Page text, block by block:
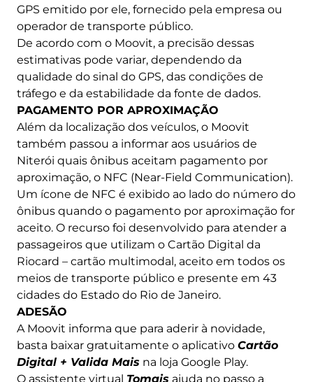
GPS emitido por ele, fornecido pela empresa ou
operador de transporte público.
De acordo com o Moovit, a precisão dessas
estimativas pode variar, dependendo da
qualidade do sinal do GPS, das condições de
tráfego e da estabilidade da fonte de dados.
PAGAMENTO POR APROXIMAÇÃO
Além da localização dos veículos, o Moovit
também passou a informar aos usuários de
Niterói quais ônibus aceitam pagamento por
aproximação, o NFC (Near-Field Communication).
Um ícone de NFC é exibido ao lado do número do
ônibus quando o pagamento por aproximação for
aceito. O recurso foi desenvolvido para atender a
passageiros que utilizam o Cartão Digital da
Riocard – cartão multimodal, aceito em todos os
meios de transporte público e presente em 43
cidades do Estado do Rio de Janeiro.
ADESÃO
A Moovit informa que para aderir à novidade,
basta baixar gratuitamente o aplicativo Cartão
Digital + Valida Mais na loja Google Play.
O assistente virtual Tomais ajuda no passo a